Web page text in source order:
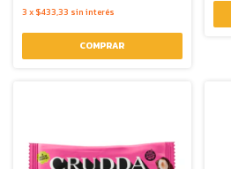
3 x $433,33 sin interés